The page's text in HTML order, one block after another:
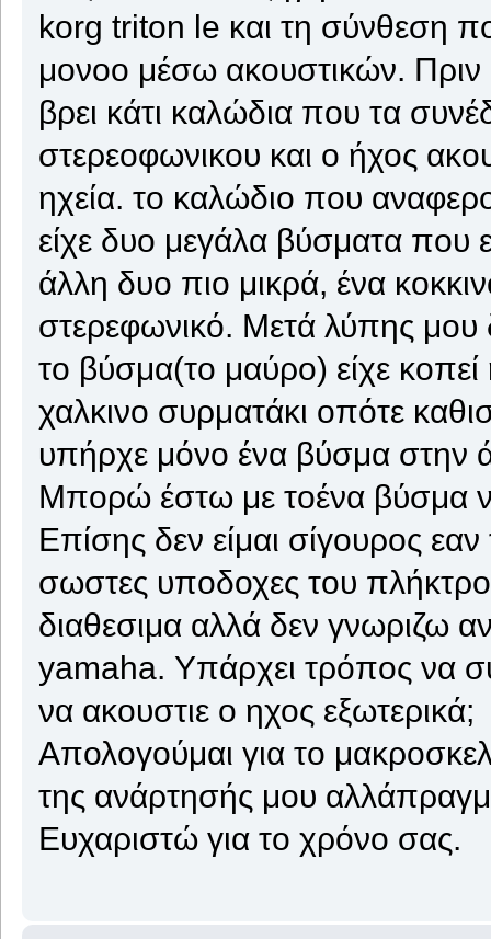
korg triton le και τη σύνθεση
μονοο μέσω ακουστικών. Πριν
βρει κάτι καλώδια που τα
στερεοφωνικου και ο ήχος
ηχεία. το καλώδιο που
είχε δυο μεγάλα βύσματα που
άλλη δυο πιο μικρά, ένα
στερεφωνικό. Μετά λύπης
το βύσμα(το μαύρο) είχε κοπεί
χαλκινο συρματάκι οπότε
υπήρχε μόνο ένα βύσμα στην
Μπορώ έστω με τοένα βύσμα
Επίσης δεν είμαι σίγουρος
σωστες υποδοχες του
διαθεσιμα αλλά δεν γνωριζω
yamaha. Υπάρχει τρόπος να
να ακουστιε ο ηχος εξωτερικά;
Απολογούμαι για το
της ανάρτησής μου
Ευχαριστώ για το χρόνο σας.